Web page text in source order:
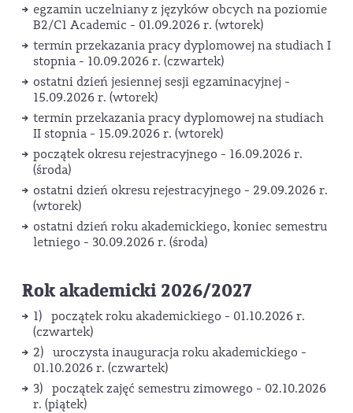
egzamin uczelniany z języków obcych na poziomie
B2/C1 Academic - 01.09.2026 r. (wtorek)
termin przekazania pracy dyplomowej na studiach I
stopnia - 10.09.2026 r. (czwartek)
ostatni dzień jesiennej sesji egzaminacyjnej -
15.09.2026 r. (wtorek)
termin przekazania pracy dyplomowej na studiach
II stopnia - 15.09.2026 r. (wtorek)
początek okresu rejestracyjnego - 16.09.2026 r.
(środa)
ostatni dzień okresu rejestracyjnego - 29.09.2026 r.
(wtorek)
ostatni dzień roku akademickiego, koniec semestru
letniego - 30.09.2026 r. (środa)
Rok akademicki 2026/2027
1) początek roku akademickiego - 01.10.2026 r.
(czwartek)
2) uroczysta inauguracja roku akademickiego -
01.10.2026 r. (czwartek)
3) początek zajęć semestru zimowego - 02.10.2026
r. (piątek)